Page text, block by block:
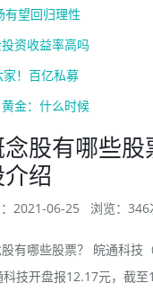
有望回归理性
资收益率高吗
！百亿私募
黄金：什么时候
股有哪些股
绍
2021-06-25 浏览：346
有哪些股票？ 皖通科技
技开盘报12.17元，截